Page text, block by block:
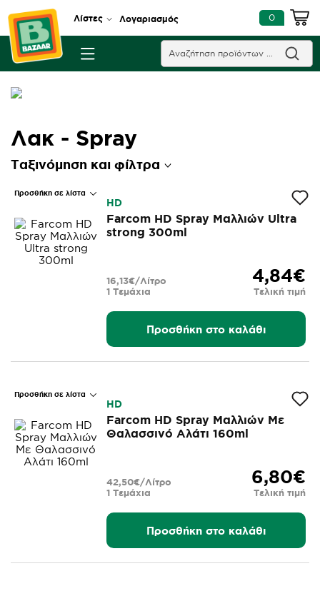
Λίστες Λογαριασμός 0
Λακ - Spray
Ταξινόμηση και φίλτρα
Προσθήκη σε λίστα
HD
Farcom HD Spray Μαλλιών Ultra
strong 300ml
4,84€
Τελική τιμή
1 Τεμάχια
16,13€/Λίτρο
Προσθήκη στο καλάθι
Προσθήκη σε λίστα
HD
Farcom HD Spray Μαλλιών Με
Θαλασσινό Αλάτι 160ml
6,80€
Τελική τιμή
1 Τεμάχια
42,50€/Λίτρο
Προσθήκη στο καλάθι